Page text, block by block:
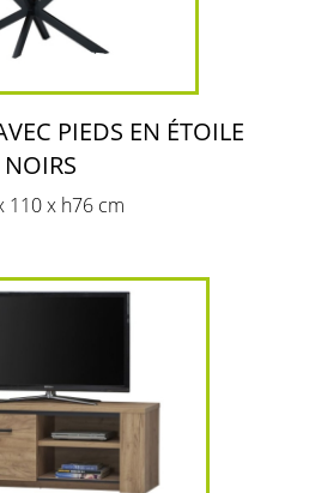
PIEDS EN ÉTOILE
NOIRS
110 x h76 cm